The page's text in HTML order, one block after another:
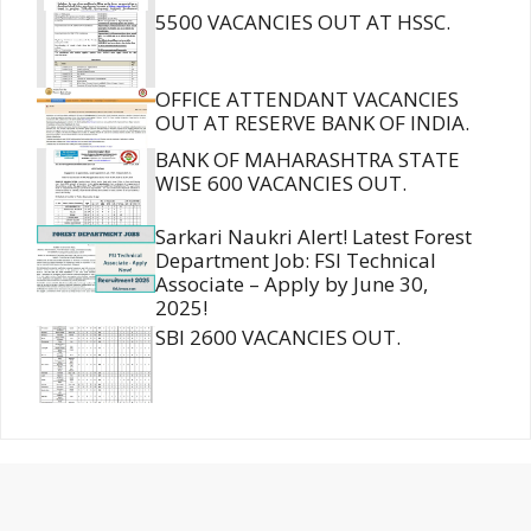
5500 VACANCIES OUT AT HSSC.
OFFICE ATTENDANT VACANCIES
OUT AT RESERVE BANK OF INDIA.
BANK OF MAHARASHTRA STATE
WISE 600 VACANCIES OUT.
Sarkari Naukri Alert! Latest Forest
Department Job: FSI Technical
Associate – Apply by June 30,
2025!
SBI 2600 VACANCIES OUT.